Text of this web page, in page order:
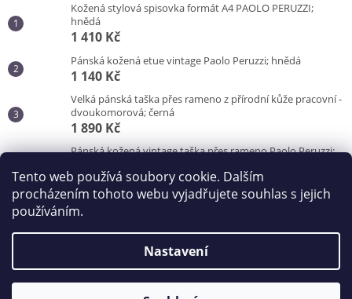
Tento web používá soubory cookie. Dalším
procházením tohoto webu vyjadřujete souhlas s jejich
používáním.
Nastavení
Kožená stylová spisovka formát A4 PAOLO PERUZZI;
hnědá
1 410 Kč
Pánská kožená etue vintage Paolo Peruzzi; hnědá
1 140 Kč
Velká pánská taška přes rameno z přírodní kůže pracovní -
dvoukomorová; černá
1 890 Kč
Pánská kožená vintage taška přes rameno Paolo Peruzzi;
3 100 Kč
Vytvořil Shoptet
Copyright 2026Kabelky od Hraběnky. Všechna práva